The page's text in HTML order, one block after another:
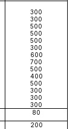
300
300
500
500
500
300
600
700
500
400
500
300
300
300
80
200